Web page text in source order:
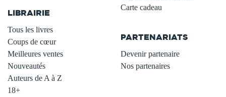
LIBRAIRIE
Tous les livres
Coups de cœur
Meilleures ventes
Nouveautés
Auteurs de A à Z
18+
Carte cadeau
PARTENARIATS
Devenir partenaire
Nos partenaires